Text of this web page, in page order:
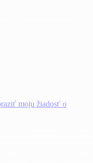
moju žiadosť o